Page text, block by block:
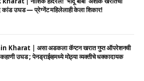
कांड उघड — प्रेग्नेंट महिलेलाही केला शिकार!
Kharat | असा अडकला कॅप्टन खरात गुप्त ऑपरेशनची
उघड ; पेनड्राईव्हमध्ये मोठ्या व्यक्तीचे धक्कादायक